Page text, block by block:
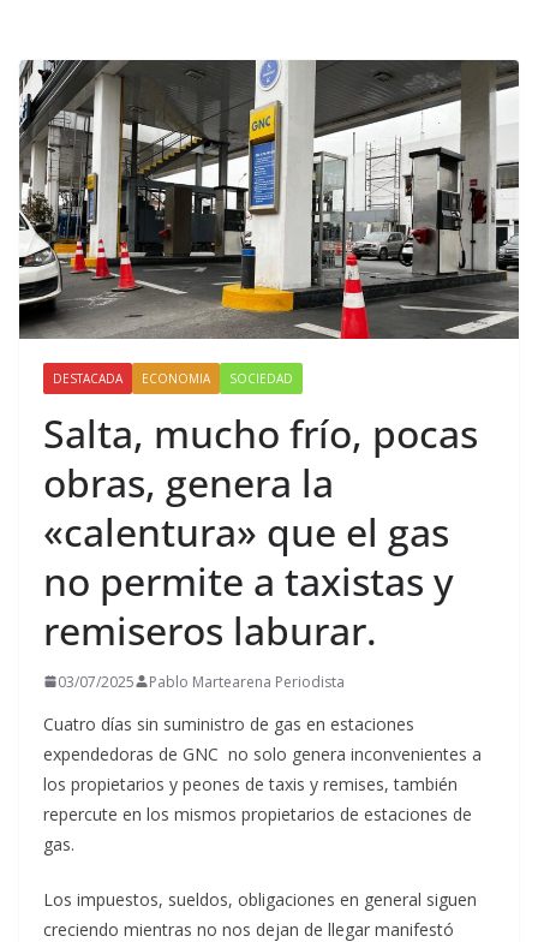
DESTACADA ECONOMIA SOCIEDAD
Salta, mucho frío, pocas
obras, genera la
«calentura» que el gas
no permite a taxistas y
remiseros laburar.
03/07/2025 Pablo Martearena Periodista
Cuatro días sin suministro de gas en estaciones
expendedoras de GNC no solo genera inconvenientes a
los propietarios y peones de taxis y remises, también
repercute en los mismos propietarios de estaciones de
gas.
Los impuestos, sueldos, obligaciones en general siguen
creciendo mientras no nos dejan de llegar manifestó